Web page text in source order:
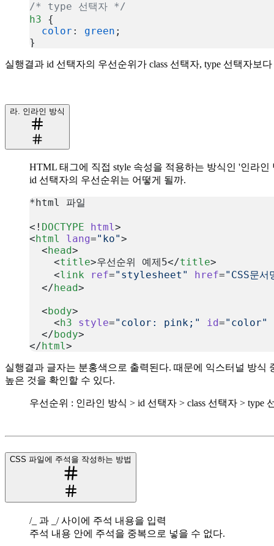
/* type 선택자 */
h3 {
  color
: green ;
}
실행결과 id 선택자의 우선순위가 class 선택자, type 선택자보
라. 인라인 방식
HTML 태그에 직접 style 속성을 적용하는 방식인 '인라인
id 선택자의 우선순위는 어떻게 될까.
*html 파일
<! DOCTYPE html>
<html lang="ko">
  <
head>
    <
title>우선순위 예제5</title>
    <
link ref="stylesheet" href="CSS문
  </
head>
  <
body>
    <
h3 style="color: pink;" id="color"
  </
body>
</html>
실행결과 글자는 분홍색으로 출력된다. 때문에 익스터널 방
높은 것을 확인할 수 있다.
우선순위 : 인라인 방식 > id 선택자 > class 선택자 > type
CSS 파일에 주석을 작성하는 방법
/_ 과 _/ 사이에 주석 내용을 입력
주석 내용 안에 주석을 중복으로 넣을 수 없다.